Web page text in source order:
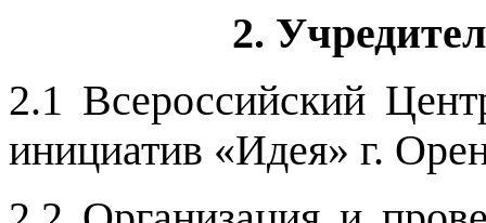
2.
2.1 Всероссийский
инициатив «Идея» г.